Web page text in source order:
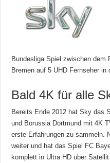
Bundesliga Spiel zwischen dem
Bremen auf 5 UHD Fernseher in
Bald 4K für alle
Bereits Ende 2012 hat Sky das
und Borussia Dortmund mit 4K
erste Erfahrungen zu sammeln.
weiter und hat das Spiel FC
komplett in Ultra HD über